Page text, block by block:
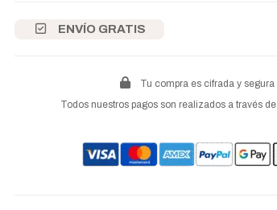
ENVÍO GRATIS
Tu compra es cifrada y segura
Todos nuestros pagos son realizados a través de